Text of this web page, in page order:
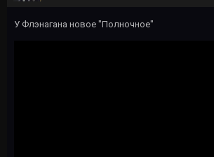
У Флэнагана новое "Полночное"